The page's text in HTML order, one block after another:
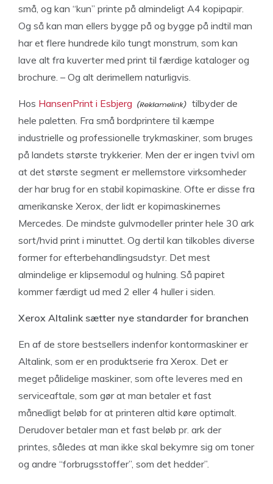
små, og kan “kun” printe på almindeligt A4 kopipapir.
Og så kan man ellers bygge på og bygge på indtil man
har et flere hundrede kilo tungt monstrum, som kan
lave alt fra kuverter med print til færdige kataloger og
brochure. – Og alt derimellem naturligvis.
Hos HansenPrint i Esbjerg
tilbyder de
hele paletten. Fra små bordprintere til kæmpe
industrielle og professionelle trykmaskiner, som bruges
på landets største trykkerier. Men der er ingen tvivl om
at det største segment er mellemstore virksomheder
der har brug for en stabil kopimaskine. Ofte er disse fra
amerikanske Xerox, der lidt er kopimaskinernes
Mercedes. De mindste gulvmodeller printer hele 30 ark
sort/hvid print i minuttet. Og dertil kan tilkobles diverse
former for efterbehandlingsudstyr. Det mest
almindelige er klipsemodul og hulning. Så papiret
kommer færdigt ud med 2 eller 4 huller i siden.
Xerox Altalink sætter nye standarder for branchen
En af de store bestsellers indenfor kontormaskiner er
Altalink, som er en produktserie fra Xerox. Det er
meget pålidelige maskiner, som ofte leveres med en
serviceaftale, som gør at man betaler et fast
månedligt beløb for at printeren altid køre optimalt.
Derudover betaler man et fast beløb pr. ark der
printes, således at man ikke skal bekymre sig om toner
og andre “forbrugsstoffer”, som det hedder”.